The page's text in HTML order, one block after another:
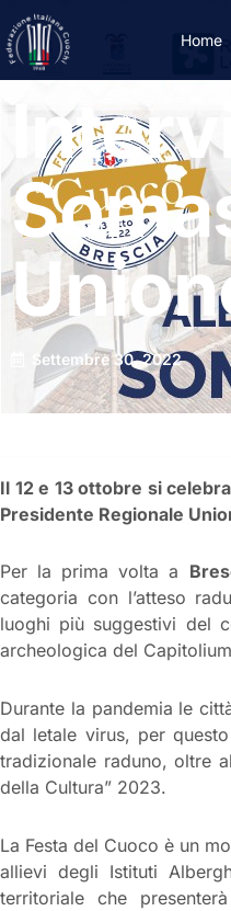
Home
Settembre 30, 2022
Il 12 e 13 ottobre si
Presidente Regionale
Per la prima volta a
categoria con l’atteso
luoghi più suggestivi del
archeologica del
Durante la pandemia le
dal letale virus, per
tradizionale raduno, oltre
della Cultura” 2023.
La Festa del Cuoco è un
allievi degli Istituti
territoriale che